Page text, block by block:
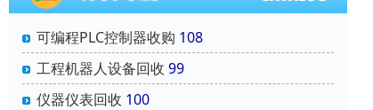
可编程PLC控制器收购 108
工程机器人设备回收 99
仪器仪表回收 100